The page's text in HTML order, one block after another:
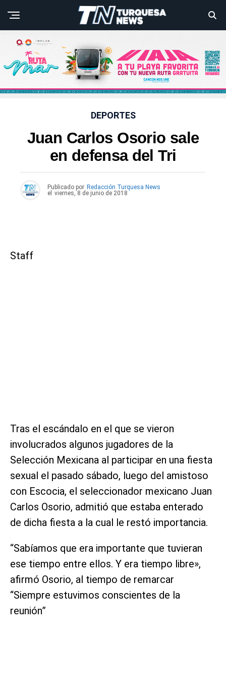
DEPORTES
Juan Carlos Osorio sale
en defensa del Tri
Publicado por Redacción Turquesa News
el viernes, 8 de junio de 2018
Staff
Tras el escándalo en el que se vieron
involucrados algunos jugadores de la
Selección Mexicana al participar en una fiesta
sexual el pasado sábado, luego del amistoso
con Escocia, el seleccionador mexicano Juan
Carlos Osorio, admitió que estaba enterado
de dicha fiesta a la cual le restó importancia.
“Sabíamos que era importante que tuvieran
ese tiempo entre ellos. Y era tiempo libre»,
afirmó Osorio, al tiempo de remarcar
“Siempre estuvimos conscientes de la
reunión”